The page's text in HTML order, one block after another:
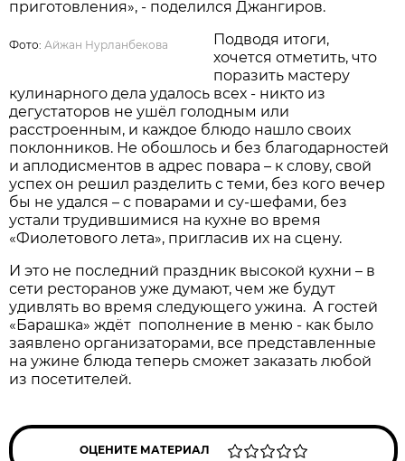
приготовления», - поделился Джангиров.
Фото:Айжан Нурланбекова
Подводя итоги,
хочется отметить, что
поразить мастеру
кулинарного дела удалось всех - никто из
дегустаторов не ушёл голодным или
расстроенным, и каждое блюдо нашло своих
поклонников. Не обошлось и без благодарностей
и аплодисментов в адрес повара – к слову, свой
успех он решил разделить с теми, без кого вечер
бы не удался – с поварами и су-шефами, без
устали трудившимися на кухне во время
«Фиолетового лета», пригласив их на сцену.
И это не последний праздник высокой кухни – в
сети ресторанов уже думают, чем же будут
удивлять во время следующего ужина. А гостей
«Барашка» ждёт пополнение в меню - как было
заявлено организаторами, все представленные
на ужине блюда теперь сможет заказать любой
из посетителей.
ОЦЕНИТЕ МАТЕРИАЛ